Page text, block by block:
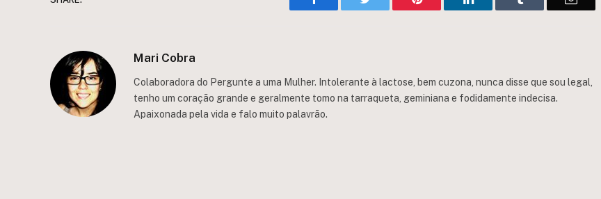
Mari Cobra
Colaboradora do Pergunte a uma Mulher. Intolerante à lactose, bem cuzona, nunca disse que sou legal,
tenho um coração grande e geralmente tomo na tarraqueta, geminiana e fodidamente indecisa.
Apaixonada pela vida e falo muito palavrão.